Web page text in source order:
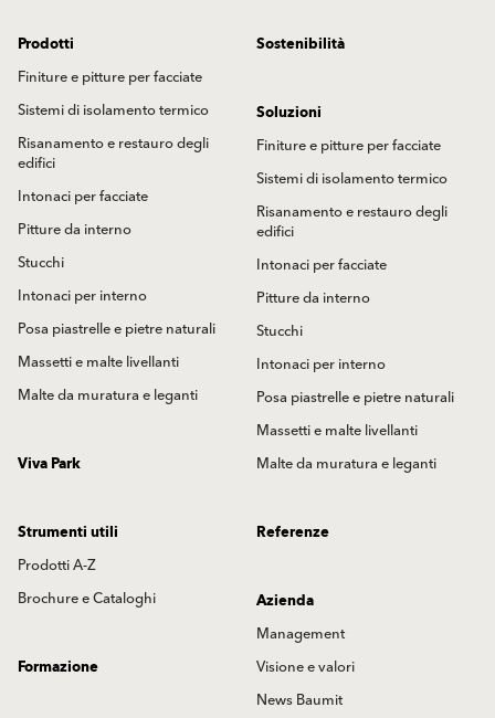
Prodotti
Finiture e pitture per facciate
Sistemi di isolamento termico
Risanamento e restauro degli
edifici
Intonaci per facciate
Pitture da interno
Stucchi
Intonaci per interno
Posa piastrelle e pietre naturali
Massetti e malte livellanti
Malte da muratura e leganti
Sostenibilità
Soluzioni
Finiture e pitture per facciate
Sistemi di isolamento termico
Risanamento e restauro degli
edifici
Intonaci per facciate
Pitture da interno
Stucchi
Intonaci per interno
Posa piastrelle e pietre naturali
Massetti e malte livellanti
Malte da muratura e leganti
Viva Park
Strumenti utili
Prodotti A-Z
Brochure e Cataloghi
Referenze
Azienda
Management
Visione e valori
News Baumit
Formazione